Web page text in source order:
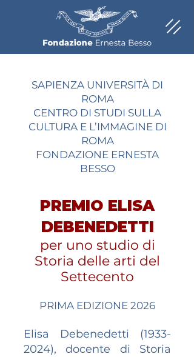
SAPIENZA UNIVERSITÀ DI
ROMA
CENTRO DI STUDI SULLA
CULTURA E L’IMMAGINE DI
ROMA
FONDAZIONE ERNESTA
BESSO
PREMIO ELISA
DEBENEDETTI
per uno studio di
Storia delle arti del
Settecento
PRIMA EDIZIONE 2026
Elisa Debenedetti (1933-
2024), docente di Storia